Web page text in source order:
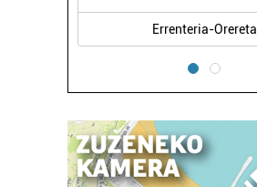
Errenteria-Orereta